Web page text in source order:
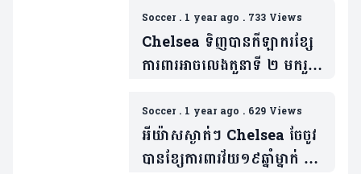
ចេញ(មាន១វីដេអូ)
Soccer. 1 year ago . 733 Views
Chelsea ទិញបានកីឡាករខ្សែ
ការពារអាចលេងតួនាទី ២ មករួម
Soccer. 1 year ago . 629 Views
អីយ៉ាសស្ងាត់ៗ Chelsea ចែចូវ
បានខ្សែការពារវ័យ១៩ឆ្នាំម្នាក់ ក្នុង